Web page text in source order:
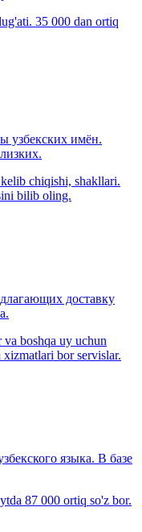
35 000 dan ortiq
узбекских имён.
chiqishi, shakllari.
bilib oling.
доставку
boshqa uy uchun
bor servislar.
языка. В базе
87 000 ortiq so'z bor.